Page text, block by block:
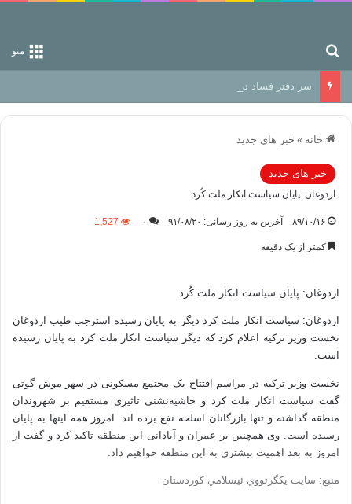
منو
سر دفتر فساد در زمین‌، دوری وکناره‌گیری از راه خداست‌!
خانه » خبر های جدید
خبر های جدید
اردوغان: پايان سیاست انكار ملت كُرد
۸۹/۱۰/۱۶ آخرین به روز رسانی: ۹۱/۰۸/۲۰ ۰ 1,527
کمتر از یک دقیقه
اردوغان: پايان سیاست انكار ملت كُرد
اردوغان: سیاست انكار ملت كرد دیگر به‌ پایان رسیده‌ استرجب طیب اردوغان
نخست وزیر تركیه‌ اعلام كرد كه‌ دیگر سیاست انكار ملت كرد به‌ پایان رسیده‌
است.
نخست وزیر تركیه‌ در مراسم افتتاح یک‌ مجتمع مسكونى در سهر موش گوتى
گفت سیاست انكار ملت كرد و حاشیه‌نشنى تاثیرى مستقیم بر شهروندان
منطقه‌ گذاشته‌ و تنها بازرگانان اسلحه‌ نفع برده‌ اند. امروز همه‌ اینها به‌ پایان
رسیده‌ است. وى همچنین بر عمران و آبادانى این منطقه‌ تاكید كرد و گفت از
امروز به‌ بعد اهمیت بیشترى به‌ این منطقه‌ خواهیم داد.
منبع: سايت يكگرتووي ئيسلامي كوردستان